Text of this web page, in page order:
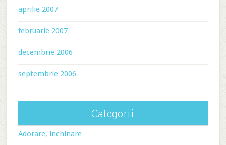
aprilie 2007
februarie 2007
decembrie 2006
septembrie 2006
Categorii
Adorare, inchinare